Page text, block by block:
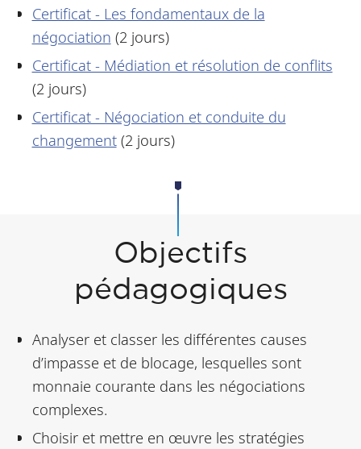
Certificat - Les fondamentaux de la
négociation (2 jours)
Certificat - Médiation et résolution de conflits
(2 jours)
Certificat - Négociation et conduite du
changement(2 jours)
Objectifs
pédagogiques
Analyser et classer les différentes causes
d’impasse et de blocage, lesquelles sont
monnaie courante dans les négociations
complexes.
Choisir et mettre en œuvre les stratégies